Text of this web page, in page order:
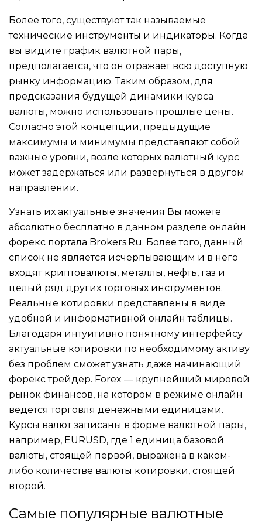
Более того, существуют так называемые
технические инструменты и индикаторы. Когда
вы видите график валютной пары,
предполагается, что он отражает всю доступную
рынку информацию. Таким образом, для
предсказания будущей динамики курса
валюты, можно использовать прошлые цены.
Согласно этой концепции, предыдущие
максимумы и минимумы представляют собой
важные уровни, возле которых валютный курс
может задержаться или развернуться в другом
направлении.
Узнать их актуальные значения Вы можете
абсолютно бесплатно в данном разделе онлайн
форекс портала Brokers.Ru. Более того, данный
список не является исчерпывающим и в него
входят криптовалюты, металлы, нефть, газ и
целый ряд других торговых инструментов.
Реальные котировки представлены в виде
удобной и информативной онлайн таблицы.
Благодаря интуитивно понятному интерфейсу
актуальные котировки по необходимому активу
без проблем сможет узнать даже начинающий
форекс трейдер. Forex — крупнейший мировой
рынок финансов, на котором в режиме онлайн
ведется торговля денежными единицами.
Курсы валют записаны в форме валютной пары,
например, EURUSD, где 1 единица базовой
валюты, стоящей первой, выражена в каком-
либо количестве валюты котировки, стоящей
второй.
Самые популярные валютные